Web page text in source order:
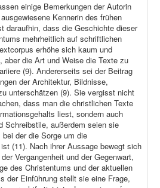
einige Bemerkungen der Autorin
Kennerin des frühen
daraufhin, dass die Geschichte dieser
mehrheitlich auf schriftlichen
erhöhe sich kaum und
aber die Art und Weise die Texte zu
(9). Andererseits sei der Beitrag
der Architektur, Bildnisse,
unterschätzen (9). Sie vergisst nicht
dass man die christlichen Texte
liest, sondern auch
Schreibstile, außerdem seien sie
der die Sorge um die
(11). Nach ihrer Aussage bewegt sich
Vergangenheit und der Gegenwart,
des Christentums und der aktuellen
der Einführung stellt sie eine Frage,